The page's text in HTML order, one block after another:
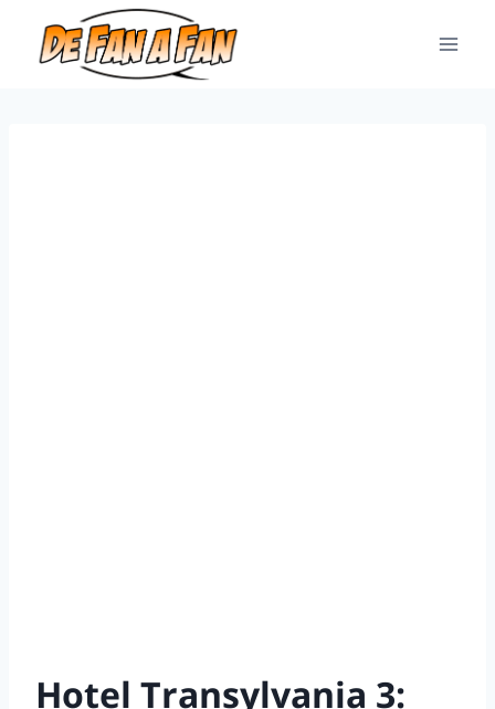
Hotel Transylvania 3: